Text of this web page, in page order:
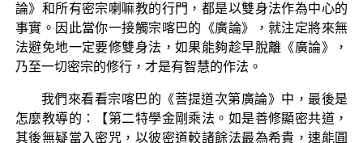
論》和所有密宗喇嘛教的行門，都是以雙身法作為中心的
事實。因此當你一接觸宗喀巴的《廣論》，就注定將來無
法避免地一定要修雙身法，如果能夠趁早脫離《廣論》，
乃至一切密宗的修行，才是有智慧的作法。
我們來看看宗喀巴的《菩提道次第廣論》中，最後是
怎麼教導的：【第二特學金剛乘法。如是善修顯密共道，
其後無疑當入密咒，以彼密道較諸餘法最為希貴，速能圓